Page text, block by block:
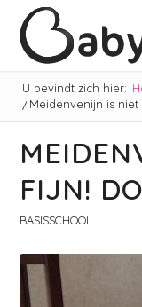
U bevindt zich hier:
/ Meidenvenijn is
FIJN!
BASISSCHOOL